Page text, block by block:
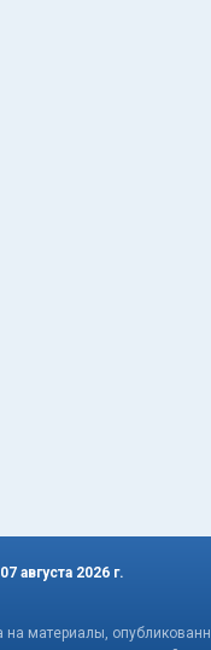
августа 2026 г.
на материалы,